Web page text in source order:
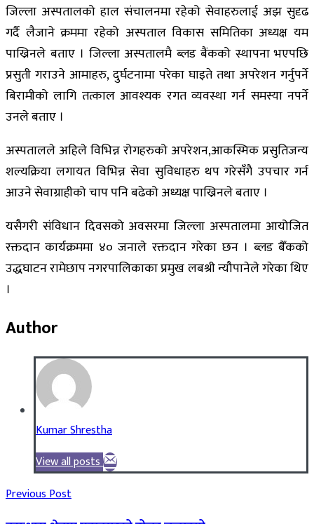
जिल्ला अस्पतालको हाल संचालनमा रहेको सेवाहरुलाई अझ सुदृढ
गर्दै लैजाने क्रममा रहेको अस्पताल विकास समितिका अध्यक्ष यम
पाख्रिनले बताए । जिल्ला अस्पतालमै ब्लड बैंकको स्थापना भएपछि
प्रसुती गराउने आमाहरु, दुर्घटनामा परेका घाइते तथा अपरेशन गर्नुपर्ने
बिरामीको लागि तत्काल आवश्यक रगत व्यवस्था गर्न समस्या नपर्ने
उनले बताए ।
अस्पतालले अहिले विभिन्न रोगहरुको अपरेशन,आकस्मिक प्रसुतिजन्य
शल्यक्रिया लगायत विभिन्न सेवा सुविधाहरु थप गरेसँगै उपचार गर्न
आउने सेवाग्राहीको चाप पनि बढेको अध्यक्ष पाख्रिनले बताए ।
यसैगरी संविधान दिवसको अवसरमा जिल्ला अस्पतालमा आयोजित
रक्तदान कार्यक्रममा ४० जनाले रक्तदान गरेका छन । ब्लड बैँकको
उद्धघाटन रामेछाप नगरपालिकाका प्रमुख लबश्री न्यौपानेले गरेका थिए
।
Author
Kumar Shrestha
View all posts
Previous Post